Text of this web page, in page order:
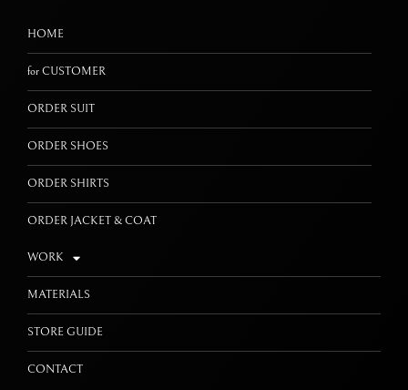
HOME
for CUSTOMER
ORDER SUIT
ORDER SHOES
ORDER SHIRTS
ORDER JACKET & COAT
WORK
MATERIALS
STORE GUIDE
CONTACT